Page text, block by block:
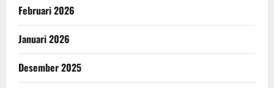
Februari 2026
Januari 2026
Desember 2025